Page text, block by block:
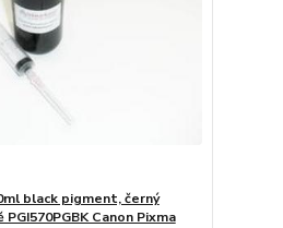
black pigment, černý
Canon Pixma